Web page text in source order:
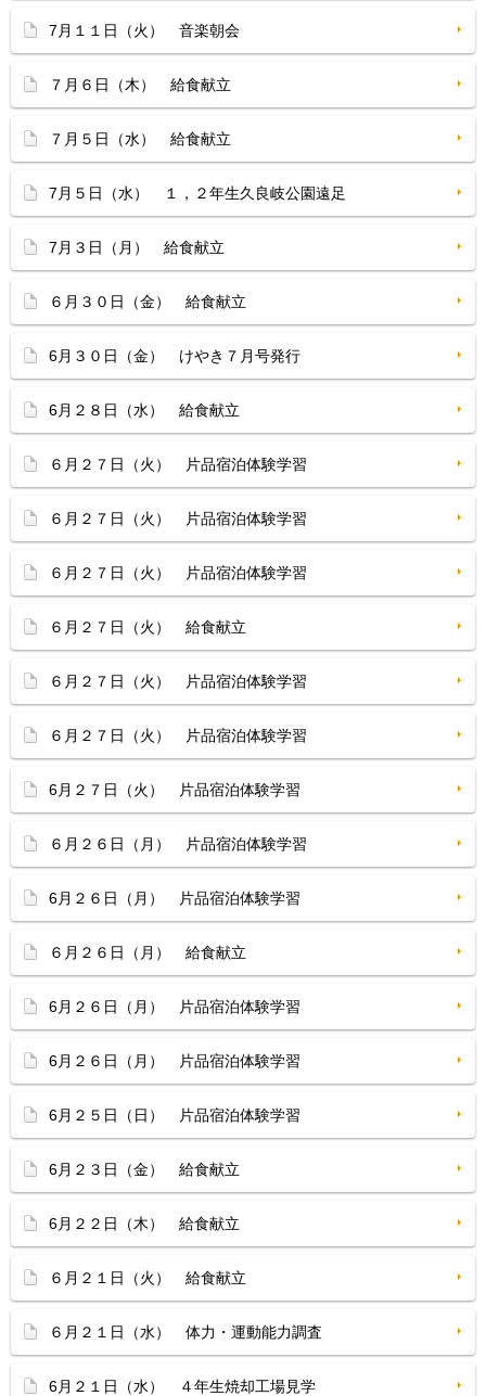
7月１１日（火） 音楽朝会
７月６日（木） 給食献立
７月５日（水） 給食献立
7月５日（水） １，２年生久良岐公園遠足
7月３日（月） 給食献立
６月３０日（金） 給食献立
6月３０日（金） けやき７月号発行
6月２８日（水） 給食献立
６月２７日（火） 片品宿泊体験学習
６月２７日（火） 片品宿泊体験学習
６月２７日（火） 片品宿泊体験学習
６月２７日（火） 給食献立
６月２７日（火） 片品宿泊体験学習
６月２７日（火） 片品宿泊体験学習
6月２７日（火） 片品宿泊体験学習
６月２６日（月） 片品宿泊体験学習
6月２６日（月） 片品宿泊体験学習
６月２６日（月） 給食献立
6月２６日（月） 片品宿泊体験学習
6月２６日（月） 片品宿泊体験学習
6月２５日（日） 片品宿泊体験学習
6月２３日（金） 給食献立
6月２２日（木） 給食献立
６月２１日（火） 給食献立
６月２１日（水） 体力・運動能力調査
6月２１日（水） ４年生焼却工場見学